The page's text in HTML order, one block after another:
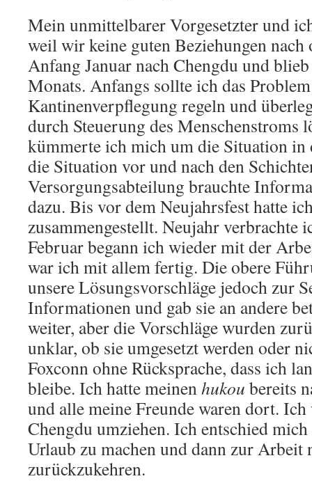
Mein unmittelbarer Vorgesetzter und
weil wir keine guten Beziehungen nach
Anfang Januar nach Chengdu und
Monats. Anfangs sollte ich das
Kantinenverpflegung regeln und
durch Steuerung des Menschenstroms
kümmerte ich mich um die Situation in
die Situation vor und nach den
Versorgungsabteilung brauchte
dazu. Bis vor dem Neujahrsfest hatte
zusammengestellt. Neujahr verbrachte
Februar begann ich wieder mit der
war ich mit allem fertig. Die obere
unsere Lösungsvorschläge jedoch zur
Informationen und gab sie an andere
weiter, aber die Vorschläge wurden
unklar, ob sie umgesetzt werden oder
Foxconn ohne Rücksprache, dass ich
bleibe. Ich hatte meinenhukou bereits
und alle meine Freunde waren dort.
Chengdu umziehen. Ich entschied
Urlaub zu machen und dann zur Arbeit
zurückzukehren.